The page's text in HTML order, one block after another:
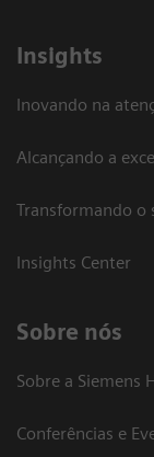
Insights
Inovando na
Alcançando a
Transformando o
Insights Center
Sobre nós
Sobre a Siemens
Conferências e